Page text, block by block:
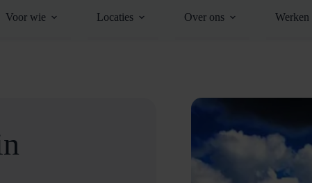
Voor wie Locaties Over ons Werken